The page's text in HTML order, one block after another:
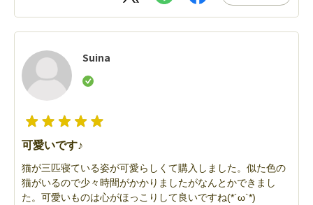
Suina
可愛いです♪
猫が三匹寝ている姿が可愛らしくて購入しました。似た色の
猫がいるので少々時間がかかりましたがなんとかできまし
た。可愛いものは心がほっこりして良いですね(*´ω`*)